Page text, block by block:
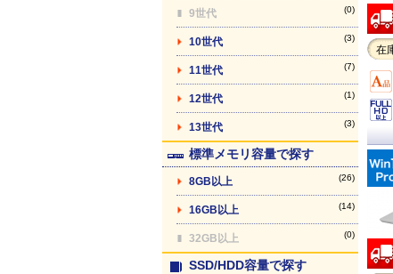
9世代 (0)
10世代 (3)
11世代 (7)
12世代 (1)
13世代 (3)
標準メモリ容量で探す
8GB以上 (26)
16GB以上 (14)
32GB以上 (0)
SSD/HDD容量で探す
在